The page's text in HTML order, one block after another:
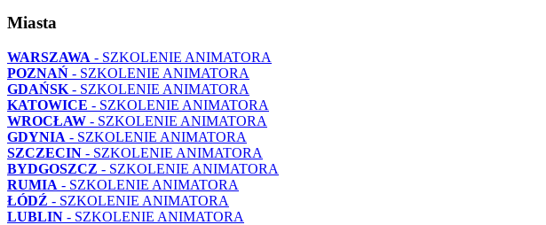
Miasta
WARSZAWA - SZKOLENIE ANIMATORA
POZNAŃ - SZKOLENIE ANIMATORA
GDAŃSK - SZKOLENIE ANIMATORA
KATOWICE - SZKOLENIE ANIMATORA
WROCŁAW - SZKOLENIE ANIMATORA
GDYNIA - SZKOLENIE ANIMATORA
SZCZECIN - SZKOLENIE ANIMATORA
BYDGOSZCZ - SZKOLENIE ANIMATORA
RUMIA - SZKOLENIE ANIMATORA
ŁÓDŹ - SZKOLENIE ANIMATORA
LUBLIN - SZKOLENIE ANIMATORA